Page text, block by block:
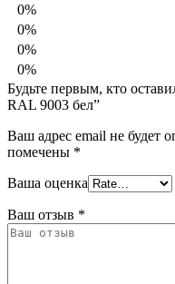
0%
0%
0%
0%
Будьте первым, кто
RAL 9003 бел”
Ваш адрес email не будет
помечены *
Ваша оценка
Ваш отзыв *